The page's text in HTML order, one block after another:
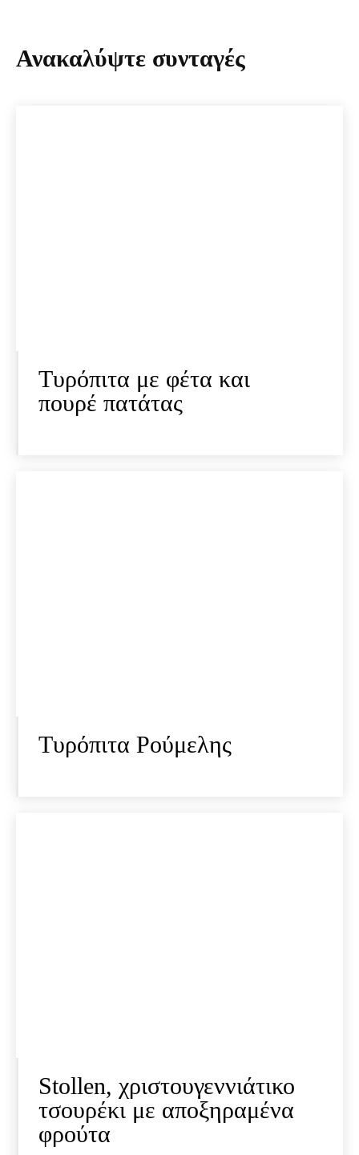
Ανακαλύψτε συνταγές
Τυρόπιτα με φέτα και
πουρέ πατάτας
Τυρόπιτα Ρούμελης
Stollen, χριστουγεννιάτικο
τσουρέκι με αποξηραμένα
φρούτα